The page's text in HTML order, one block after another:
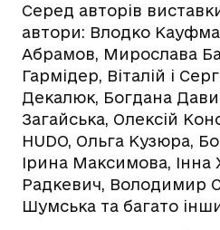
Серед авторів
автори: Влодко
Абрамов, Мирослава
Гармідер, Віталій і
Декалюк, Богдана
Загайська, Олексій
HUDO, Ольга Кузюра,
Ірина Максимова, Інна
Радкевич, Володимир
Шумська та багато